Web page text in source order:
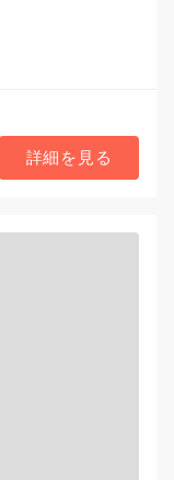
詳細を見る